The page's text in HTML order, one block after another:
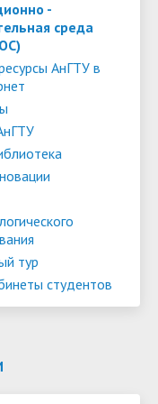
науки и
по
ЛНР,
-
среда
АнГТУ в
тур
студентов